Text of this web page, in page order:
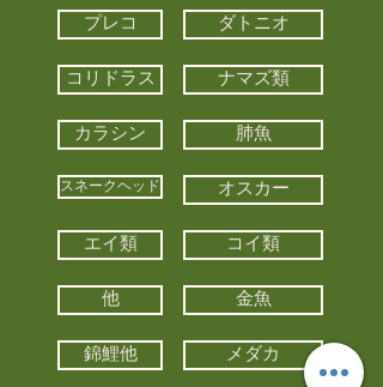
プレコ ダトニオ
コリドラス ナマズ類
カラシン 肺魚
スネークヘッド オスカー
エイ類 コイ類
他 金魚
錦鯉他 メダカ